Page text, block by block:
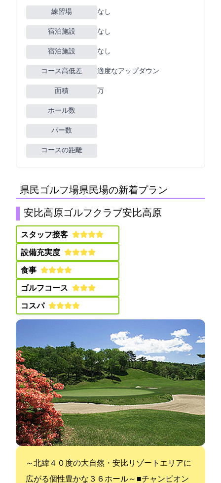
練習場 なし
宿泊施設 なし
宿泊施設 なし
コース高低差 適度なアップダウン
面積 0万m2
ホール数
パー数
コースの距離
県民ゴルフ場(県民G場)の新着プラン
安比高原ゴルフクラブ(安比高原GC)
スタッフ接客:
設備充実度:
食事:
ゴルフコース:
コスパ:
～北緯４０度の大自然・安比リゾートエリアに
広がる個性豊かな３６ホール～ ■チャンピオン